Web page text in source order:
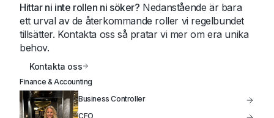
Hittar ni inte rollen ni söker? Nedanstående är bara
ett urval av de återkommande roller vi regelbundet
tillsätter. Kontakta oss så pratar vi mer om era unika
behov.
Kontakta oss
Finance & Accounting
Business Controller
CFO